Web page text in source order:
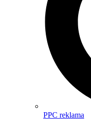
PPC reklama